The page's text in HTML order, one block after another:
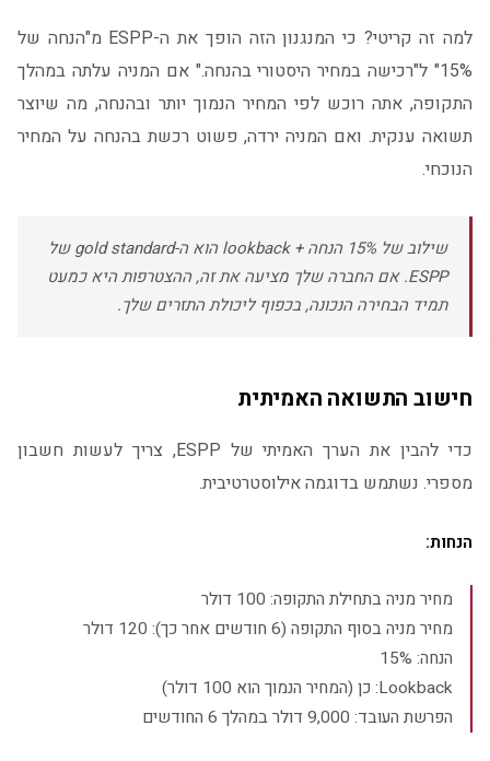
למה זה קריטי? כי המנגנון הזה הופך את ה-ESPP מ"הנחה של
15%" ל"רכישה במחיר היסטורי בהנחה." אם המניה עלתה במהלך
התקופה, אתה רוכש לפי המחיר הנמוך יותר ובהנחה, מה שיוצר
תשואה ענקית. ואם המניה ירדה, פשוט רכשת בהנחה על המחיר
הנוכחי.
שילוב של 15% הנחה + lookback הוא ה-gold standard של
ESPP. אם החברה שלך מציעה את זה, ההצטרפות היא כמעט
תמיד הבחירה הנכונה, בכפוף ליכולת התזרים שלך.
חישוב התשואה האמיתית
כדי להבין את הערך האמיתי של ESPP, צריך לעשות חשבון
מספרי. נשתמש בדוגמה אילוסטרטיבית.
הנחות:
מחיר מניה בתחילת התקופה: 100 דולר
מחיר מניה בסוף התקופה (6 חודשים אחר כך): 120 דולר
הנחה: 15%
Lookback: כן (המחיר הנמוך הוא 100 דולר)
הפרשת העובד: 9,000 דולר במהלך 6 החודשים